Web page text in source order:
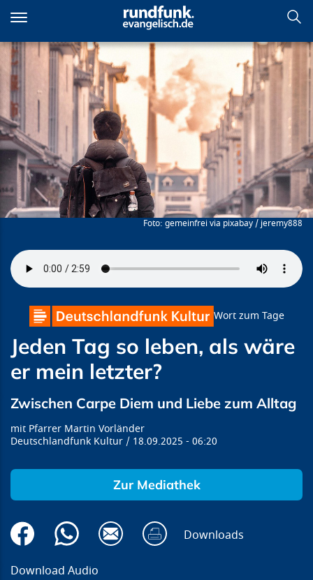
zum
Inhalt
Jeden Tag so leben, als wäre
er mein letzter?
gemeinfrei via pixabay / jeremy888
Wort zum Tage
Jeden Tag so leben, als wäre
er mein letzter?
Zwischen Carpe Diem und Liebe zum Alltag
Pfarrer Martin Vorländer
Deutschlandfunk Kultur
18.09.2025 06:20
Zur Mediathek
Downloads
Download Audio